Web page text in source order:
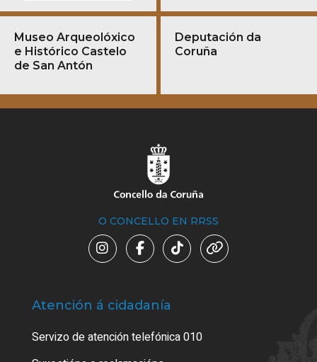
Museo Arqueolóxico
e Histórico Castelo
de San Antón
Deputación da
Coruña
O CONCELLO EN RRSS
Atención á cidadanía
Servizo de atención telefónica 010